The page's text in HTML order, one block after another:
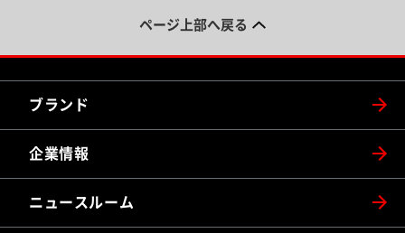
ページ上部へ戻る
ブランド
企業情報
ニュースルーム